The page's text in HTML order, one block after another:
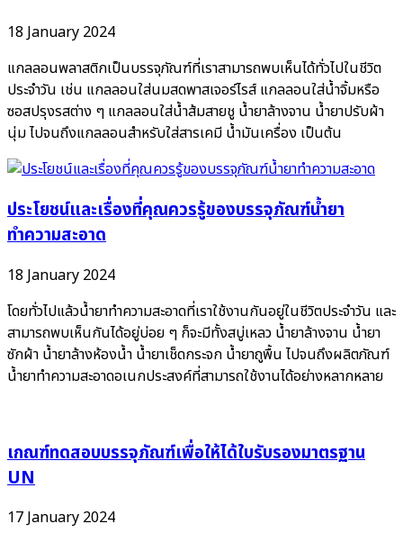
18 January 2024
แกลลอนพลาสติกเป็นบรรจุภัณฑ์ที่เราสามารถพบเห็นได้ทั่วไปในชีวิต
ประจำวัน เช่น แกลลอนใส่นมสดพาสเจอร์ไรส์ แกลลอนใส่น้ำจิ้มหรือ
ซอสปรุงรสต่าง ๆ แกลลอนใส่น้ำส้มสายชู น้ำยาล้างจาน น้ำยาปรับผ้า
นุ่ม ไปจนถึงแกลลอนสำหรับใส่สารเคมี น้ำมันเครื่อง เป็นต้น
ประโยชน์และเรื่องที่คุณควรรู้ของบรรจุภัณฑ์น้ำยา
ทำความสะอาด
18 January 2024
โดยทั่วไปแล้วน้ำยาทำความสะอาดที่เราใช้งานกันอยู่ในชีวิตประจำวัน และ
สามารถพบเห็นกันได้อยู่บ่อย ๆ ก็จะมีทั้งสบู่เหลว น้ำยาล้างจาน น้ำยา
ซักผ้า น้ำยาล้างห้องน้ำ น้ำยาเช็ดกระจก น้ำยาถูพื้น ไปจนถึงผลิตภัณฑ์
น้ำยาทำความสะอาดอเนกประสงค์ที่สามารถใช้งานได้อย่างหลากหลาย
เกณฑ์ทดสอบบรรจุภัณฑ์เพื่อให้ได้ใบรับรองมาตรฐาน
UN
17 January 2024